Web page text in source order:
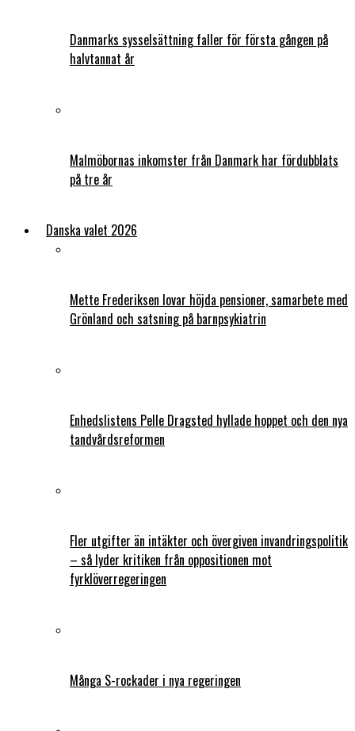
Danmarks sysselsättning faller för första gången på
halvtannat år
Malmöbornas inkomster från Danmark har fördubblats
på tre år
Danska valet 2026
Mette Frederiksen lovar höjda pensioner, samarbete med
Grönland och satsning på barnpsykiatrin
Enhedslistens Pelle Dragsted hyllade hoppet och den nya
tandvårdsreformen
Fler utgifter än intäkter och övergiven invandringspolitik
– så lyder kritiken från oppositionen mot
fyrklöverregeringen
Många S-rockader i nya regeringen